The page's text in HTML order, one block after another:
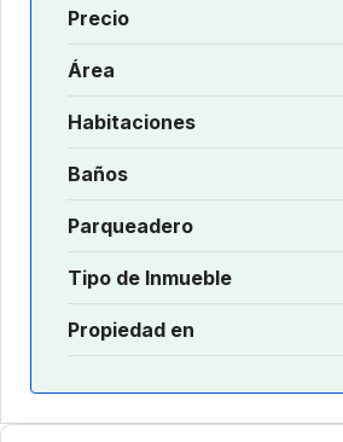
Precio
Área
Habitaciones
Baños
Parqueadero
Tipo de Inmueble
Propiedad en